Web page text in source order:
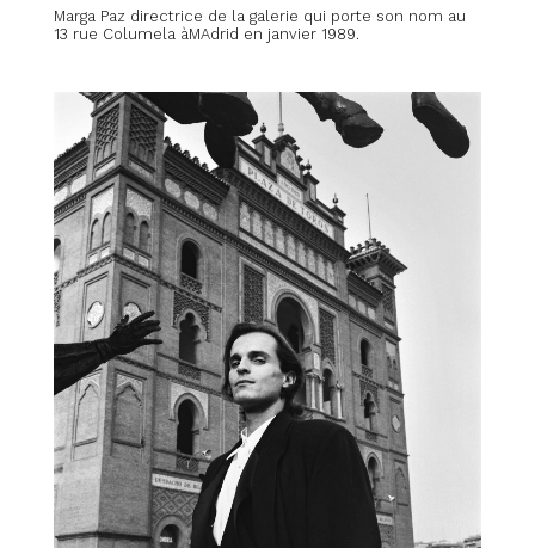
Marga Paz directrice de la galerie qui porte son nom au
13 rue Columela àMAdrid en janvier 1989.